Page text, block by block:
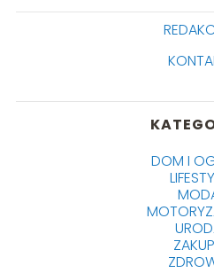
DOM I